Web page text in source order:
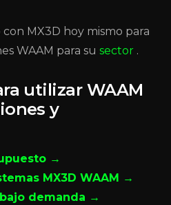
MX3D hoy mismo para
WAAM para su sector .
utilizar WAAM
y
→
MX3D WAAM →
demanda →